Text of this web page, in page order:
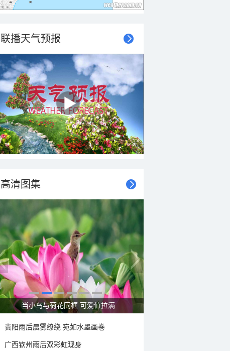
联播天气预报
高清图集
当小鸟与荷花同框 可爱值拉满
贵阳雨后晨雾缭绕 宛如水墨画卷
广西钦州雨后双彩虹现身